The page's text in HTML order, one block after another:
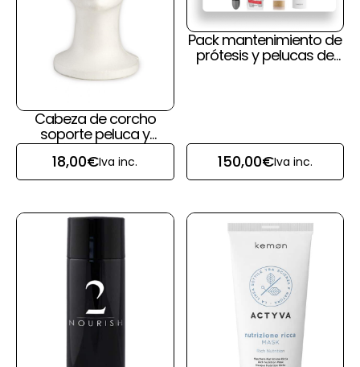
Cabeza de corcho
soporte peluca y
prótesis capilar
18,00€Iva inc.
Pack mantenimiento de
prótesis y pelucas de
pelo natural y cuero
150,00€Iva inc.